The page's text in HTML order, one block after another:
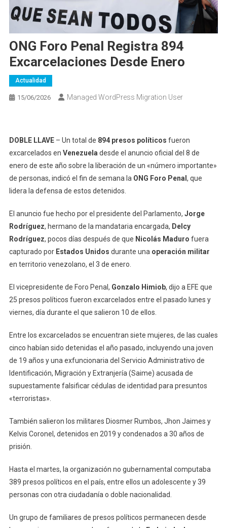
ONG Foro Penal Registra 894
Excarcelaciones Desde Enero
Actualidad
15/06/2026 Managed WordPress Migration User
DOBLE LLAVE– Un total de 894 presos políticos fueron
excarcelados en Venezueladesde el anuncio oficial del 8 de
enero de este año sobre la liberación de un «número importante»
de personas, indicó el fin de semana la ONG Foro Penal , que
lidera la defensa de estos detenidos.
El anuncio fue hecho por el presidente del Parlamento, Jorge
Rodríguez, hermano de la mandataria encargada, Delcy
Rodríguez, pocos días después de que Nicolás Maduro fuera
capturado por Estados Unidos durante una operación militar
en territorio venezolano, el 3 de enero.
El vicepresidente de Foro Penal, Gonzalo Himiob, dijo a EFE que
25 presos políticos fueron excarcelados entre el pasado lunes y
viernes, día durante el que salieron 10 de ellos.
Entre los excarcelados se encuentran siete mujeres, de las cuales
cinco habían sido detenidas el año pasado, incluyendo una joven
de 19 años y una exfuncionaria del Servicio Administrativo de
Identificación, Migración y Extranjería (Saime) acusada de
supuestamente falsificar cédulas de identidad para presuntos
«terroristas».
También salieron los militares Diosmer Rumbos, Jhon Jaimes y
Kelvis Coronel, detenidos en 2019 y condenados a 30 años de
prisión.
Hasta el martes, la organización no gubernamental computaba
389 presos políticos en el país, entre ellos un adolescente y 39
personas con otra ciudadanía o doble nacionalidad.
Un grupo de familiares de presos políticos permanecen desde